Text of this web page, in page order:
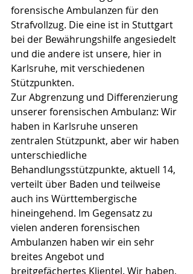
forensische Ambulanzen für den
Strafvollzug. Die eine ist in Stuttgart
bei der Bewährungshilfe angesiedelt
und die andere ist unsere, hier in
Karlsruhe, mit verschiedenen
Stützpunkten.
Zur Abgrenzung und Differenzierung
unserer forensischen Ambulanz: Wir
haben in Karlsruhe unseren
zentralen Stützpunkt, aber wir haben
unterschiedliche
Behandlungsstützpunkte, aktuell 14,
verteilt über Baden und teilweise
auch ins Württembergische
hineingehend. Im Gegensatz zu
vielen anderen forensischen
Ambulanzen haben wir ein sehr
breites Angebot und
breitgefächertes Klientel. Wir haben,